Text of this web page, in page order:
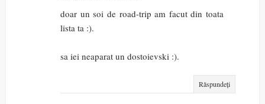
doar un soi de road-trip am facut din toata
lista ta :).
sa iei neaparat un dostoievski :).
Răspundeți